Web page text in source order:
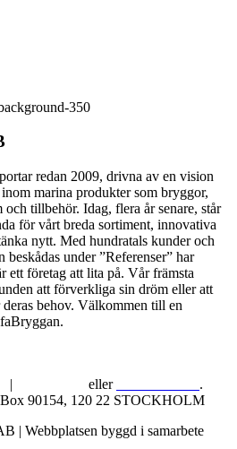
redan 2009, drivna av en vision
marina produkter som bryggor,
tillbehör. Idag, flera år senare, står
för vårt breda sortiment, innovativa
nytt. Med hundratals kunder och
under ”Referenser” har
ett företag att lita på. Vår främsta
att förverkliga sin dröm eller att
behov. Välkommen till en
| eller
.
Box 90154, 120 22 STOCKHOLM
| Webbplatsen byggd i samarbete